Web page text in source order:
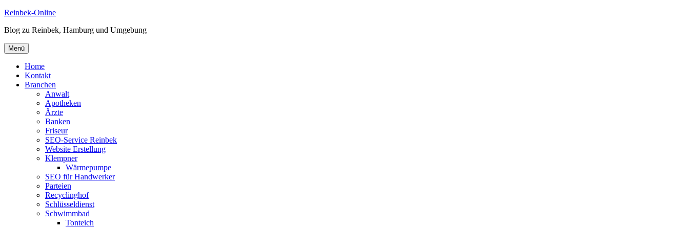
Zum
springen
Reinbek-Online
Blog zu Reinbek, Hamburg und Umgebung
Menü
Home
Kontakt
Branchen
Anwalt
Apotheken
Ärzte
Banken
Friseur
SEO-Service Reinbek
Website Erstellung
Klempner
Wärmepumpe
SEO für Handwerker
Parteien
Recyclinghof
Schlüsseldienst
Schwimmbad
Tonteich